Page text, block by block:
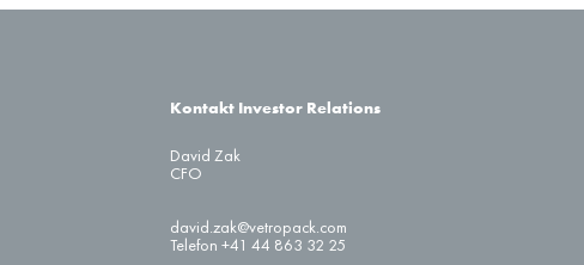
Kontakt Investor Relations
David Zak
CFO
david.zak@vetropack.com
Telefon +41 44 863 32 25